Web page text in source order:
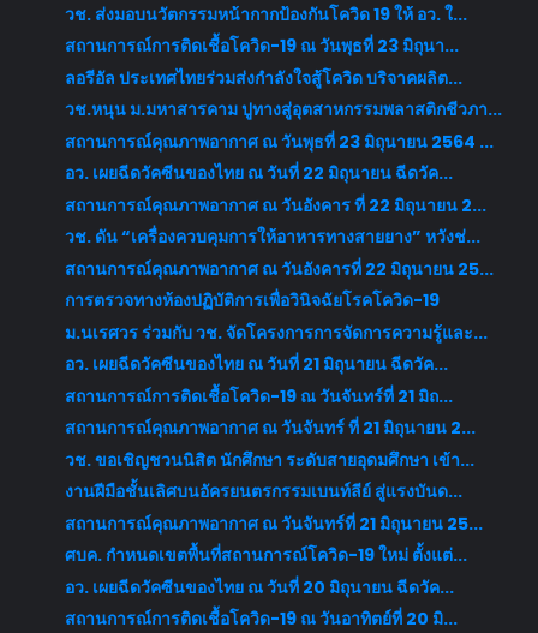
วช. ส่งมอบนวัตกรรมหน้ากากป้องกันโควิด 19 ให้ อว. ใ...
สถานการณ์การติดเชื้อโควิด-19 ณ วันพุธที่ 23 มิถุนา...
ลอรีอัล ประเทศไทยร่วมส่งกำลังใจสู้โควิด บริจาคผลิต...
วช.หนุน ม.มหาสารคาม ปูทางสู่อุตสาหกรรมพลาสติกชีวภา...
สถานการณ์คุณภาพอากาศ ณ วันพุธที่ 23 มิถุนายน 2564 ...
อว. เผยฉีดวัคซีนของไทย ณ วันที่ 22 มิถุนายน ฉีดวัค...
สถานการณ์คุณภาพอากาศ ณ วันอังคาร ที่ 22 มิถุนายน 2...
วช. ดัน “เครื่องควบคุมการให้อาหารทางสายยาง” หวังช่...
สถานการณ์คุณภาพอากาศ ณ วันอังคารที่ 22 มิถุนายน 25...
การตรวจทางห้องปฏิบัติการเพื่อวินิจฉัยโรคโควิด-19
ม.นเรศวร ร่วมกับ วช. จัดโครงการการจัดการความรู้และ...
อว. เผยฉีดวัคซีนของไทย ณ วันที่ 21 มิถุนายน ฉีดวัค...
สถานการณ์การติดเชื้อโควิด-19 ณ วันจันทร์ที่ 21 มิถ...
สถานการณ์คุณภาพอากาศ ณ วันจันทร์ ที่ 21 มิถุนายน 2...
วช. ขอเชิญชวนนิสิต นักศึกษา ระดับสายอุดมศึกษา เข้า...
งานฝีมือชั้นเลิศบนอัครยนตรกรรมเบนท์ลีย์ สู่แรงบันด...
สถานการณ์คุณภาพอากาศ ณ วันจันทร์ที่ 21 มิถุนายน 25...
ศบค. กำหนดเขตพื้นที่สถานการณ์โควิด-19 ใหม่ ตั้งแต่...
อว. เผยฉีดวัคซีนของไทย ณ วันที่ 20 มิถุนายน ฉีดวัค...
สถานการณ์การติดเชื้อโควิด-19 ณ วันอาทิตย์ที่ 20 มิ...